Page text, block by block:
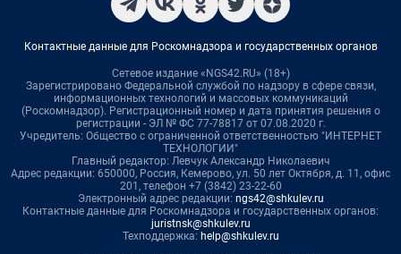
Контактные данные для Роскомнадзора и государственных органов
Сетевое издание «NGS42.RU» (18+)
Зарегистрировано Федеральной службой по надзору в сфере связи,
информационных технологий и массовых коммуникаций
(Роскомнадзор). Регистрационный номер и дата принятия решения о
регистрации - ЭЛ № ФС 77-78817 от 07.08.2020 г.
Учредитель: Общество с ограниченной ответственностью "ИНТЕРНЕТ
ТЕХНОЛОГИИ"
Главный редактор: Левчук Александр Николаевич
Адрес редакции: 650000, Россия, Кемерово, ул. 50 лет Октября, д. 11, офис
201, телефон +7 (3842) 23-22-60
Электронный адрес редакции: ngs42@shkulev.ru
Контактные данные для Роскомнадзора и государственных органов:
juristnsk@shkulev.ru
Техподдержка: help@shkulev.ru